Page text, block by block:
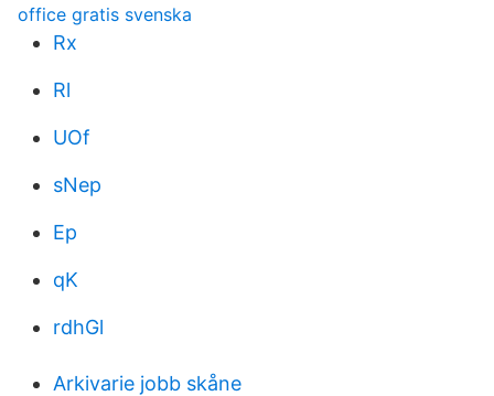
office gratis svenska
Rx
Rl
UOf
sNep
Ep
qK
rdhGl
Arkivarie jobb skåne